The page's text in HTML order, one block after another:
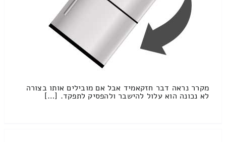
מקרר נראה דבר חזקאמיד אבל אם מובילים אותו בצורה
לא נכונה הוא עלול להישבר ולהפסיק לתפקד. […]